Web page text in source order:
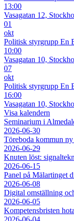
13:00
Vasagatan 12,
01
okt
Politisk styrgrupp En
10:00
Vasagatan 10,
07
okt
Politisk styrgrupp En
16:00
Vasagatan 10,
Visa kalendern
Seminarium i
2026-06-30
Töreboda kommun
2026-06-29
Knuten löst:
2026-06-15
Panel på Mälartinget
2026-06-08
Digital omställning
2026-06-05
Kompetensbristen
2026-06-04